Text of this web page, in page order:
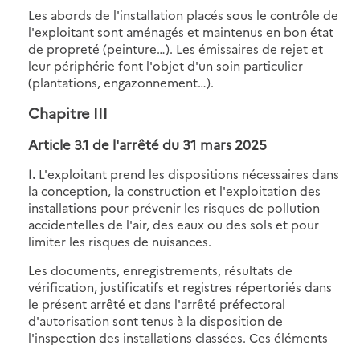
Les abords de l'installation placés sous le contrôle de
l'exploitant sont aménagés et maintenus en bon état
de propreté (peinture…). Les émissaires de rejet et
leur périphérie font l'objet d'un soin particulier
(plantations, engazonnement…).
Chapitre III
Article 3.1 de l'arrêté du 31 mars 2025
I. L'exploitant prend les dispositions nécessaires dans
la conception, la construction et l'exploitation des
installations pour prévenir les risques de pollution
accidentelles de l'air, des eaux ou des sols et pour
limiter les risques de nuisances.
Les documents, enregistrements, résultats de
vérification, justificatifs et registres répertoriés dans
le présent arrêté et dans l'arrêté préfectoral
d'autorisation sont tenus à la disposition de
l'inspection des installations classées. Ces éléments